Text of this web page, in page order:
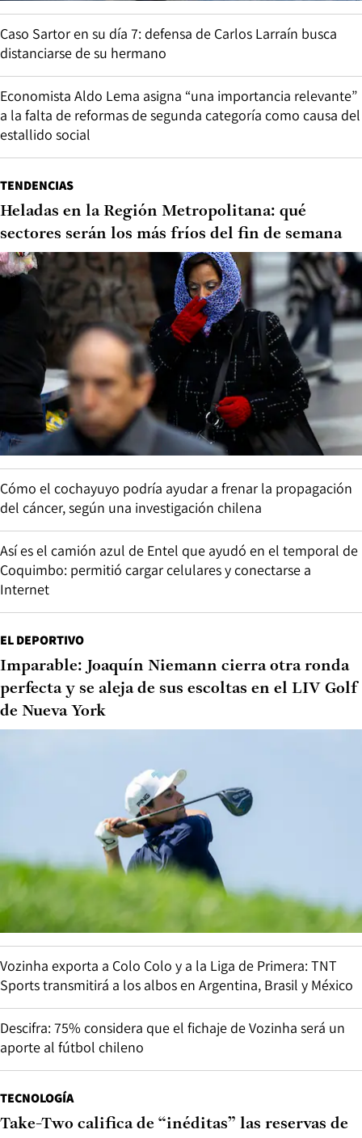
Caso Sartor en su día 7: defensa de Carlos Larraín busca
distanciarse de su hermano
Economista Aldo Lema asigna “una importancia relevante”
a la falta de reformas de segunda categoría como causa del
estallido social
TENDENCIAS
Heladas en la Región Metropolitana: qué
sectores serán los más fríos del fin de semana
Cómo el cochayuyo podría ayudar a frenar la propagación
del cáncer, según una investigación chilena
Así es el camión azul de Entel que ayudó en el temporal de
Coquimbo: permitió cargar celulares y conectarse a
Internet
EL DEPORTIVO
Imparable: Joaquín Niemann cierra otra ronda
perfecta y se aleja de sus escoltas en el LIV Golf
de Nueva York
Vozinha exporta a Colo Colo y a la Liga de Primera: TNT
Sports transmitirá a los albos en Argentina, Brasil y México
Descifra: 75% considera que el fichaje de Vozinha será un
aporte al fútbol chileno
TECNOLOGÍA
Take-Two califica de “inéditas” las reservas de